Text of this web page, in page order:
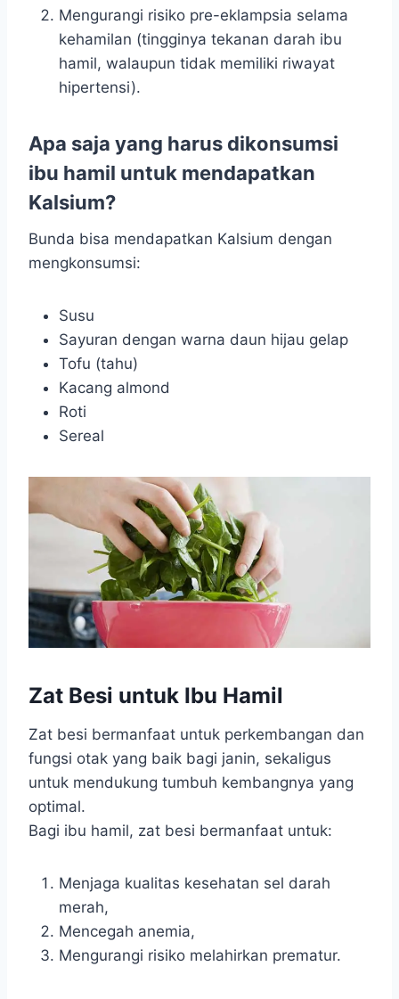
Mengurangi risiko pre-eklampsia selama
kehamilan (tingginya tekanan darah ibu
hamil, walaupun tidak memiliki riwayat
hipertensi).
Apa saja yang harus dikonsumsi
ibu hamil untuk mendapatkan
Kalsium?
Bunda bisa mendapatkan Kalsium dengan
mengkonsumsi:
Susu
Sayuran dengan warna daun hijau gelap
Tofu (tahu)
Kacang almond
Roti
Sereal
Zat Besi untuk Ibu Hamil
Zat besi bermanfaat untuk perkembangan dan
fungsi otak yang baik bagi janin, sekaligus
untuk mendukung tumbuh kembangnya yang
optimal.
Bagi ibu hamil, zat besi bermanfaat untuk:
Menjaga kualitas kesehatan sel darah
merah,
Mencegah anemia,
Mengurangi risiko melahirkan prematur.